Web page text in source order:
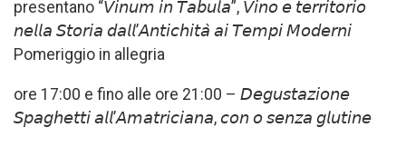
presentano “𝘝𝘪𝘯𝘶𝘮 𝘪𝘯 𝘛𝘢𝘣𝘶𝘭𝘢”, 𝘝𝘪𝘯𝘰 𝘦 𝘵𝘦𝘳𝘳𝘪𝘵𝘰𝘳𝘪𝘰
𝘯𝘦𝘭𝘭𝘢 𝘚𝘵𝘰𝘳𝘪𝘢 𝘥𝘢𝘭𝘭’𝘈𝘯𝘵𝘪𝘤𝘩𝘪𝘵𝘢̀ 𝘢𝘪 𝘛𝘦𝘮𝘱𝘪 𝘔𝘰𝘥𝘦𝘳𝘯𝘪
Pomeriggio in allegria
ore 17:00 e fino alle ore 21:00 – 𝘋𝘦𝘨𝘶𝘴𝘵𝘢𝘻𝘪𝘰𝘯𝘦
𝘚𝘱𝘢𝘨𝘩𝘦𝘵𝘵𝘪 𝘢𝘭𝘭’𝘈𝘮𝘢𝘵𝘳𝘪𝘤𝘪𝘢𝘯𝘢, 𝘤𝘰𝘯 𝘰 𝘴𝘦𝘯𝘻𝘢 𝘨𝘭𝘶𝘵𝘪𝘯𝘦